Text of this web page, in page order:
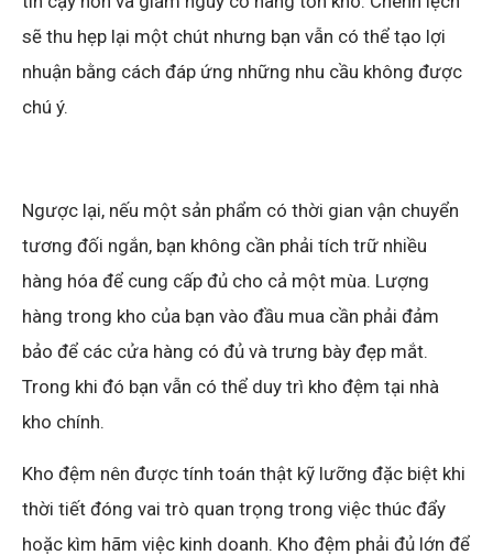
sẽ thu hẹp lại một chút nhưng bạn vẫn có thể tạo lợi
nhuận bằng cách đáp ứng những nhu cầu không được
chú ý.
Ngược lại, nếu một sản phẩm có thời gian vận chuyển
tương đối ngắn, bạn không cần phải tích trữ nhiều
hàng hóa để cung cấp đủ cho cả một mùa. Lượng
hàng trong kho của bạn vào đầu mua cần phải đảm
bảo để các cửa hàng có đủ và trưng bày đẹp mắt.
Trong khi đó bạn vẫn có thể duy trì kho đệm tại nhà
kho chính.
Kho đệm nên được tính toán thật kỹ lưỡng đặc biệt khi
thời tiết đóng vai trò quan trọng trong việc thúc đẩy
hoặc kìm hãm việc kinh doanh. Kho đệm phải đủ lớn để